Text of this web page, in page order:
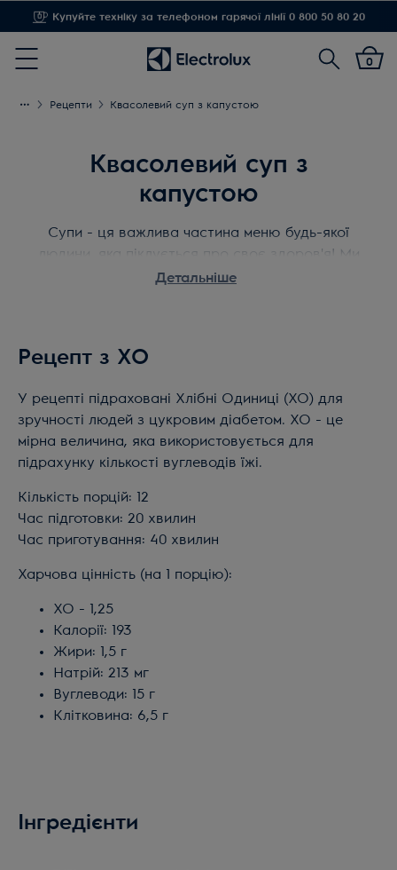
Доставка від 1,20 грн
Menu
Пошук
0
Рецепти Квасолевий суп з капустою
Квасолевий суп з
капустою
Супи - ця важлива частина меню будь-якої
людини, яка піклується про своє здоров'я! Ми
пропонуємо вам простий і легкий рецепт
Детальніше
Рецепт з ХО
У рецепті підраховані Хлібні Одиниці (ХО) для
зручності людей з цукровим діабетом. ХО - це
мірна величина, яка використовується для
підрахунку кількості вуглеводів їжі.
Кількість порцій: 12
Час підготовки: 20 хвилин
Час приготування: 40 хвилин
Харчова цінність (на 1 порцію):
ХО - 1,25
Калорії: 193
Жири: 1,5 г
Натрій: 213 мг
Вуглеводи: 15 г
Клітковина: 6,5 г
Інгредієнти